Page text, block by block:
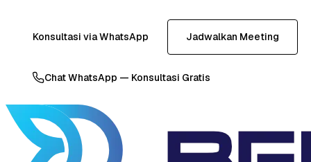
Konsultasi via WhatsApp Jadwalkan Meeting
Chat WhatsApp — Konsultasi Gratis